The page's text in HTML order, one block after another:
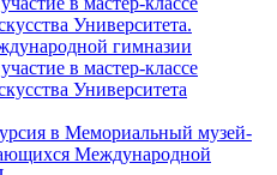
гимназии
в мастер-классе
Университета